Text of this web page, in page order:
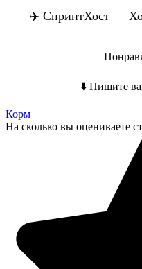
✈️ СпринтХост —
⬇️ Пишите
Корм
На сколько вы оцениваете